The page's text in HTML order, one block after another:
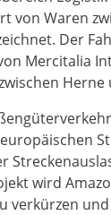
von Waren
Der
Mercitalia
wird
verkürzen